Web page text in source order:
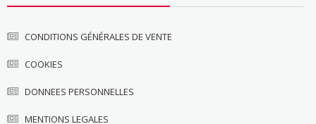
CONDITIONS GÉNÉRALES DE VENTE
COOKIES
DONNEES PERSONNELLES
MENTIONS LEGALES